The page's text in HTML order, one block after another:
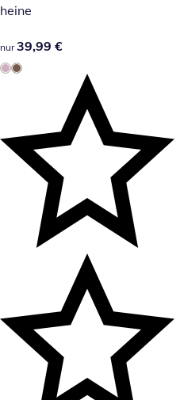
heine
39,99 €
nur 39,99 €